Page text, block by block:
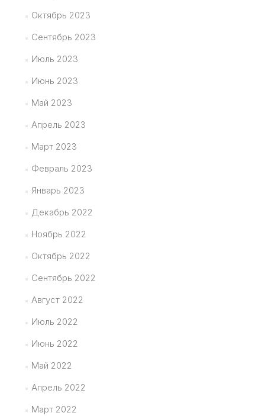
Октябрь 2023
Сентябрь 2023
Июль 2023
Июнь 2023
Май 2023
Апрель 2023
Март 2023
Февраль 2023
Январь 2023
Декабрь 2022
Ноябрь 2022
Октябрь 2022
Сентябрь 2022
Август 2022
Июль 2022
Июнь 2022
Май 2022
Апрель 2022
Март 2022